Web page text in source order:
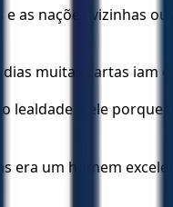
e as nações vizinhas
muitas cartas iam
lealdade a ele
era um homem